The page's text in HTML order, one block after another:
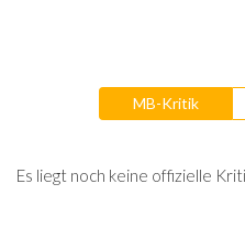
MB-Kritik
Es liegt noch keine offizielle